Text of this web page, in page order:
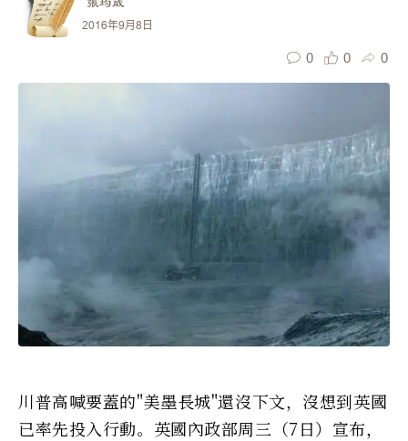
張均威
2016年9月8日
0 0 0
川普高喊要蓋的"美墨長城"還沒下文，沒想到英國
已率先投入行動。英國內政部周三（7日）宣布，